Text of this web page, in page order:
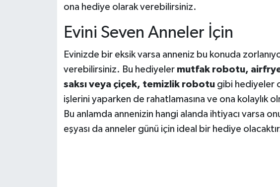
ona hediye olarak verebilirsiniz.
Evini Seven Anneler İçin
Evinizde bir eksik varsa anneniz bu konuda
verebilirsiniz. Bu hediyeler mutfak robotu,
saksı veya çiçek, temizlik robotugibi hediyeler
işlerini yaparken de rahatlamasına ve ona kolaylık
Bu anlamda annenizin hangi alanda ihtiyacı varsa
eşyası da anneler günü için ideal bir hediye